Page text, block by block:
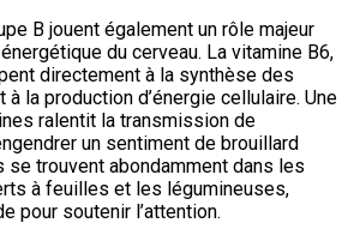
B jouent également un rôle majeur
du cerveau. La vitamine B6,
directement à la synthèse des
la production d’énergie cellulaire. Une
ralentit la transmission de
un sentiment de brouillard
se trouvent abondamment dans les
à feuilles et les légumineuses,
pour soutenir l’attention.